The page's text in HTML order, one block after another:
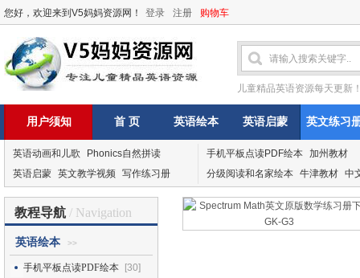
您好，欢迎来到V5妈妈资源网！ 登录 注册 购物车
儿童精品英语资源每天更新
用户须知 首 页 英语绘本 英语启蒙 英文练习
英语动画和儿歌
Phonics自然拼读
英语启蒙 英文教学视频 写作练习册
手机平板点读PDF绘本 加州教材
分级阅读和名家绘本 牛津教材 中
教程导航 / Navigation
英语绘本 >>
手机平板点读PDF绘本 [30]